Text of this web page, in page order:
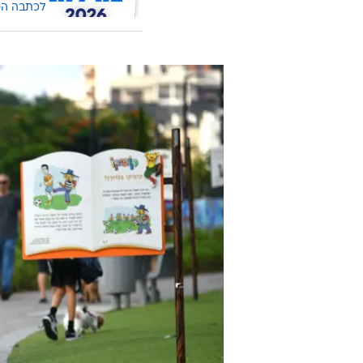
לכתבה